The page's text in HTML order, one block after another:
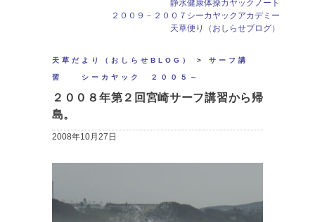
天草だより（おしらせBLOG） > サーフ講
習 シーカヤック ２００５～
２００８年第２回宮崎サーフ講習から帰
島。
2008年10月27日
静水健康体操カヤックノート
２００９－２００７シーカヤックアカデミー
天草便り（おしらせブログ）